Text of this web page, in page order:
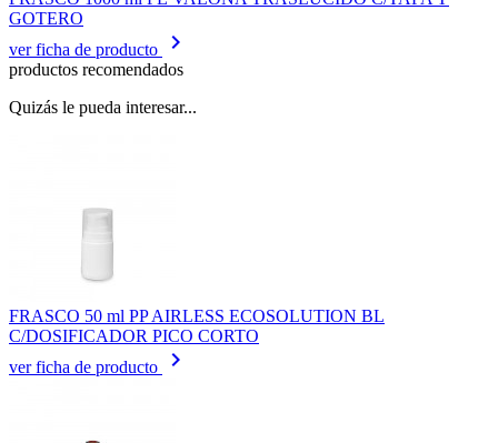
GOTERO
ver ficha de producto
keyboard_arrow_right
productos recomendados
Quizás le pueda interesar...
FRASCO 50 ml PP AIRLESS ECOSOLUTION BL
C/DOSIFICADOR PICO CORTO
ver ficha de producto
keyboard_arrow_right